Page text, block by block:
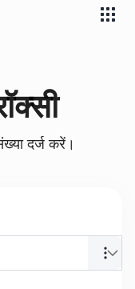
दर्ज करें।